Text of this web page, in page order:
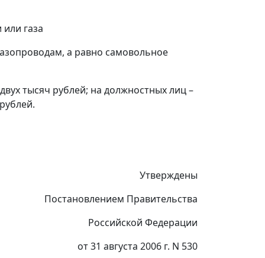
газа
а равно самовольное
тысяч рублей; на должностных лиц –
Утверждены
Постановлением Правительства
Российской Федерации
от 31 августа 2006 г. N 530